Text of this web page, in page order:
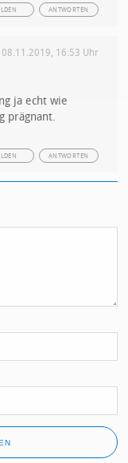
ANTWORTEN
08.11.2019, 16:53 Uhr
ja echt wie
prägnant.
ANTWORTEN